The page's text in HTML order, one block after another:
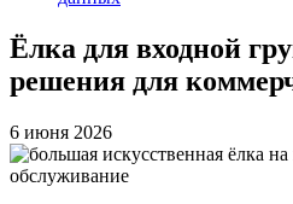
Ёлка для входной
решения для
6 июня 2026